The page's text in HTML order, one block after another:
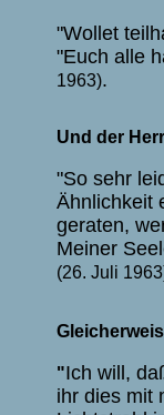
"Wollet
"Euch alle
1963).
Und der
"So sehr
Ähnlichkeit
geraten,
Meiner
(26. Juli
"Ich will,
ihr dies mit